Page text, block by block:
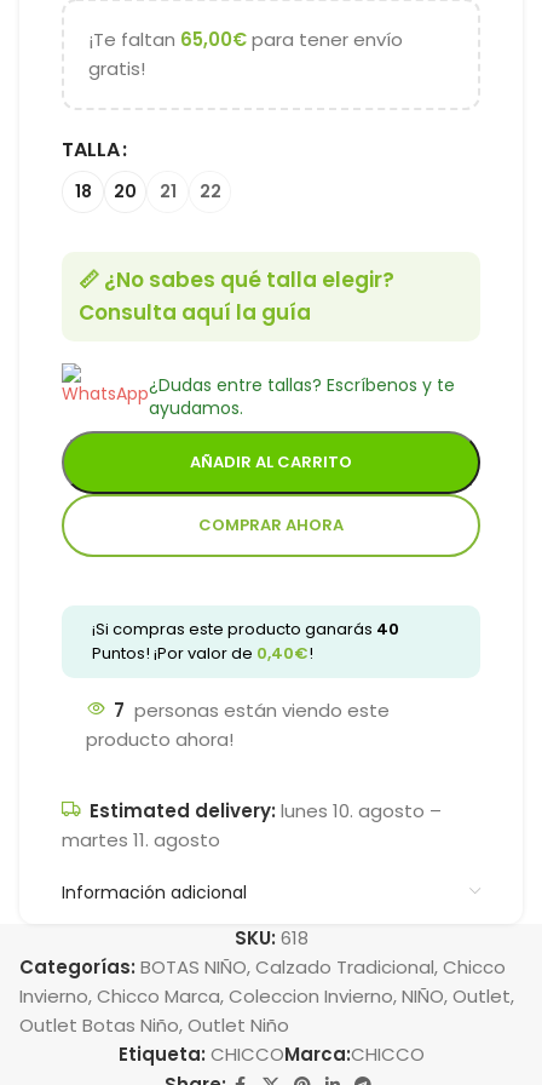
¡Te faltan 65,00€para tener envío
gratis!
TALLA
18 20 21 22
📏 ¿No sabes qué talla elegir?
Consulta aquí la guía
¿Dudas entre tallas? Escríbenos y te
ayudamos.
AÑADIR AL CARRITO
COMPRAR AHORA
¡Si compras este producto ganarás 40
Puntos! ¡Por valor de 0,40€!
7 personas están viendo este
producto ahora!
Estimated delivery: lunes 10. agosto –
martes 11. agosto
Información adicional
SKU: 618
Categorías: BOTAS NIÑO,Calzado Tradicional,Chicco
Invierno,Chicco Marca,Coleccion Invierno,NIÑO,Outlet,
Outlet Botas Niño,Outlet Niño
Etiqueta: CHICCOMarca:CHICCO